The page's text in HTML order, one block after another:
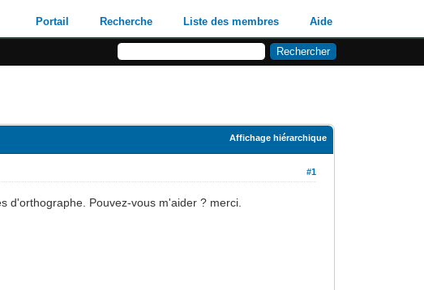
Portail Recherche Liste des membres Aide
Affichage hiérarchique
#1
d'orthographe. Pouvez-vous m'aider ? merci.